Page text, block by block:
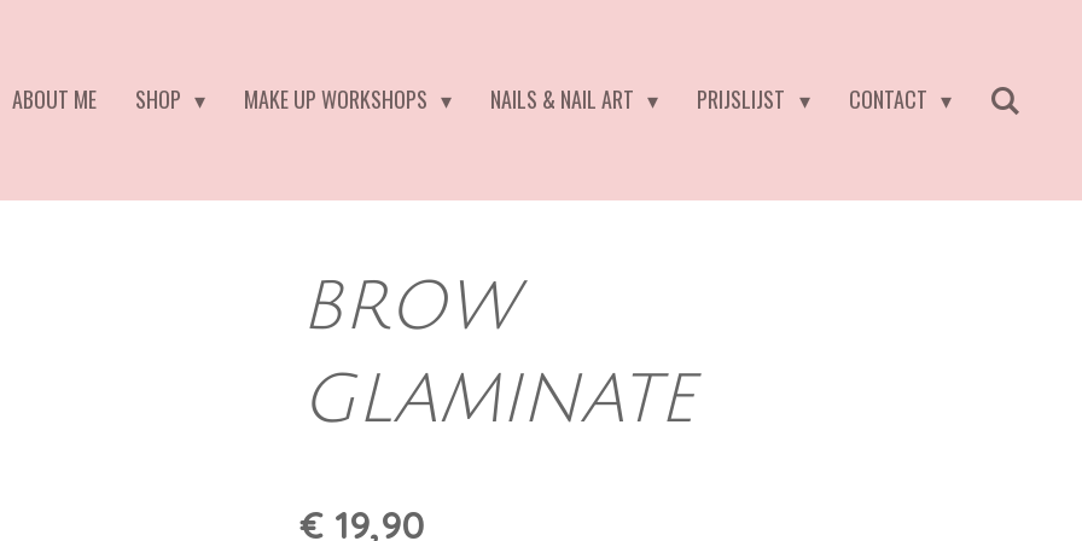
ABOUT ME SHOP MAKE UP WORKSHOPS NAILS & NAIL ART PRIJSLIJST CONTACT
BROW
GLAMINATE
€ 19,90